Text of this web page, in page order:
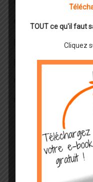
enfant enfant
parentalité
routine parent
TOUT ce qu'il faut
Cliquez